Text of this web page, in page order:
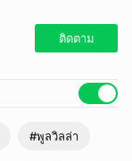
ติดตาม
#พูลวิลล่า